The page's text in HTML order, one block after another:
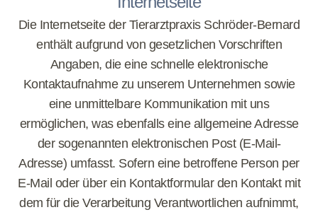
Die Internetseite der Tierarztpraxis Schröder-Bernard
enthält aufgrund von gesetzlichen Vorschriften
Angaben, die eine schnelle elektronische
Kontaktaufnahme zu unserem Unternehmen sowie
eine unmittelbare Kommunikation mit uns
ermöglichen, was ebenfalls eine allgemeine Adresse
der sogenannten elektronischen Post (E-Mail-
Adresse) umfasst. Sofern eine betroffene Person per
E-Mail oder über ein Kontaktformular den Kontakt mit
dem für die Verarbeitung Verantwortlichen aufnimmt,